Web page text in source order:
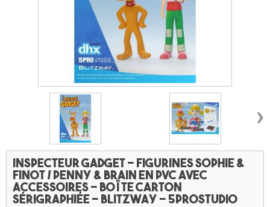
›
Inspecteur Gadget - Figurines Sophie &
Finot / Penny & Brain en PVC avec
accessoires - boîte carton
sérigraphiée - Blitzway - 5ProStudio